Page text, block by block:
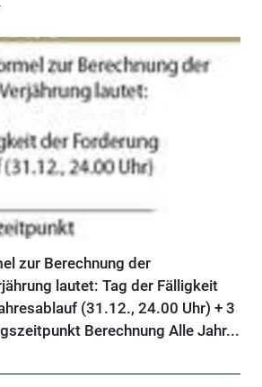
zur Berechnung der
lautet: Tag der Fälligkeit
(31.12., 24.00 Uhr) + 3
Berechnung Alle Jahr...